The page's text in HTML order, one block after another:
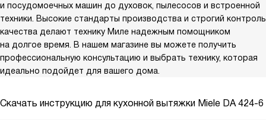
и посудомоечных машин до духовок, пылесосов и встроенной
техники. Высокие стандарты производства и строгий контроль
качества делают технику Миле надежным помощником
на долгое время. В нашем магазине вы можете получить
профессиональную консультацию и выбрать технику, которая
идеально подойдет для вашего дома.
Скачать инструкцию для кухонной вытяжки Miele DA 424-6